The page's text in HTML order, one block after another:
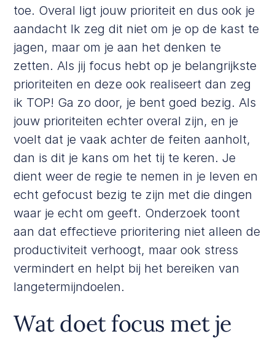
toe. Overal ligt jouw prioriteit en dus ook je
aandacht Ik zeg dit niet om je op de kast te
jagen, maar om je aan het denken te
zetten. Als jij focus hebt op je belangrijkste
prioriteiten en deze ook realiseert dan zeg
ik TOP! Ga zo door, je bent goed bezig. Als
jouw prioriteiten echter overal zijn, en je
voelt dat je vaak achter de feiten aanholt,
dan is dit je kans om het tij te keren. Je
dient weer de regie te nemen in je leven en
echt gefocust bezig te zijn met die dingen
waar je echt om geeft. Onderzoek toont
aan dat effectieve prioritering niet alleen de
productiviteit verhoogt, maar ook stress
vermindert en helpt bij het bereiken van
langetermijndoelen.
Wat doet focus met je